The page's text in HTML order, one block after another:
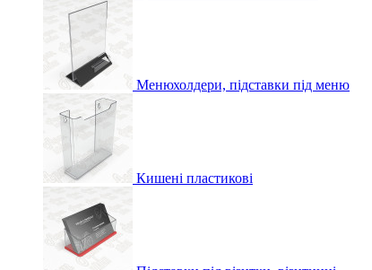
Менюхолдери, підставки під меню
Кишені пластикові